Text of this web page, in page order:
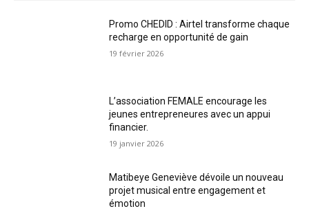
Promo CHEDID : Airtel transforme chaque
recharge en opportunité de gain
19 février 2026
L’association FEMALE encourage les
jeunes entrepreneures avec un appui
financier.
19 janvier 2026
Matibeye Geneviève dévoile un nouveau
projet musical entre engagement et
émotion